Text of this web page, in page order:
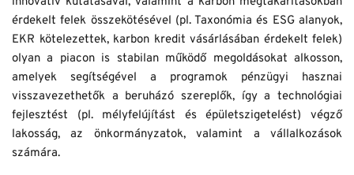
érdekelt felek összekötésével (pl. Taxonómia és ESG alanyok,
EKR kötelezettek, karbon kredit vásárlásában érdekelt felek)
olyan a piacon is stabilan működő megoldásokat alkosson,
amelyek segítségével a programok pénzügyi hasznai
visszavezethetők a beruházó szereplők, így a technológiai
fejlesztést (pl. mélyfelújítást és épületszigetelést) végző
lakosság, az önkormányzatok, valamint a vállalkozások
számára.